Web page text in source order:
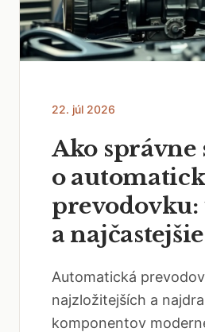
22. júl 2026
Ako správne
o
a
Automatická
najzložitejších a
komponentov